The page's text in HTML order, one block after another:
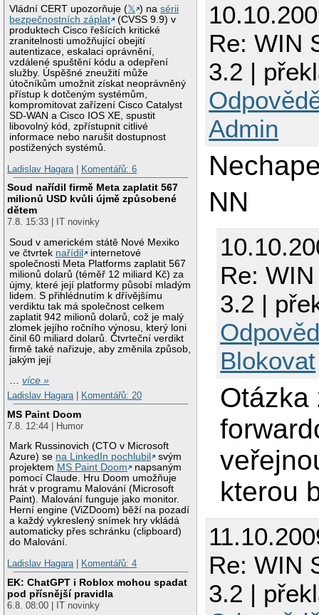
Vládní CERT upozorňuje (𝕏 ) nasérii
bezpečnostních záplat
(CVSS 9.9) v
produktech Cisco řešících kritické
zranitelnosti umožňující obejití
autentizace, eskalaci oprávnění,
vzdálené spuštění kódu a odepření
služby. Úspěšné zneužití může
útočníkům umožnit získat neoprávněný
přístup k dotčeným systémům,
kompromitovat zařízení Cisco Catalyst
SD-WAN a Cisco IOS XE, spustit
libovolný kód, zpřístupnit citlivé
informace nebo narušit dostupnost
postižených systémů.
Ladislav Hagara | Komentářů: 6
Soud nařídil firmě Meta zaplatit 567
milionů USD kvůli újmě způsobené
dětem
7.8. 15:33 | IT novinky
Soud v americkém státě Nové Mexiko
ve čtvrtek nařídil
internetové
společnosti Meta Platforms zaplatit 567
milionů dolarů (téměř 12 miliard Kč) za
újmy, které její platformy působí mladým
lidem. S přihlédnutím k dřívějšímu
verdiktu tak má společnost celkem
zaplatit 942 milionů dolarů, což je malý
zlomek jejího ročního výnosu, který loni
činil 60 miliard dolarů. Čtvrteční verdikt
firmě také nařizuje, aby změnila způsob,
jakým její
…více »
Ladislav Hagara| Komentářů: 20
MS Paint Doom
7.8. 12:44 | Humor
Mark Russinovich (CTO v Microsoft
Azure) se na LinkedIn pochlubil
svým
projektem MS Paint Doom
napsaným
pomocí Claude. Hru Doom umožňuje
hrát v programu Malování (Microsoft
Paint). Malování funguje jako monitor.
Herní engine (ViZDoom) běží na pozadí
a každý vykreslený snímek hry vkládá
automaticky přes schránku (clipboard)
do Malování.
Ladislav Hagara| Komentářů: 4
EK: ChatGPT i Roblox mohou spadat
pod přísnější pravidla
6.8. 08:00 | IT novinky
Re: WIN
3.2 |
Admin
NN
Re:
3.2 |
Blokovat
Otázka
kterou
Re: WIN
3.2 |